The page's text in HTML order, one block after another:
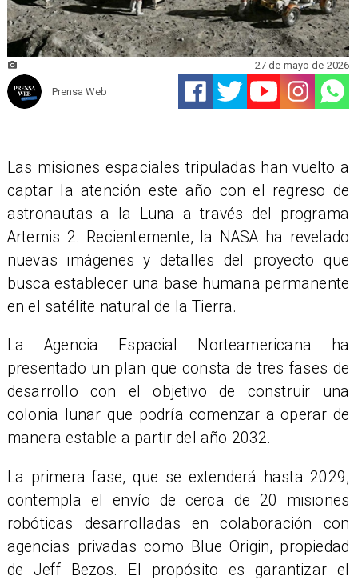
Prensa Web
27 de mayo de 2026
Las misiones espaciales tripuladas han vuelto a
captar la atención este año con el regreso de
astronautas a la Luna a través del programa
Artemis 2. Recientemente, la NASA ha revelado
nuevas imágenes y detalles del proyecto que
busca establecer una base humana permanente
en el satélite natural de la Tierra.
La Agencia Espacial Norteamericana ha
presentado un plan que consta de tres fases de
desarrollo con el objetivo de construir una
colonia lunar que podría comenzar a operar de
manera estable a partir del año 2032.
La primera fase, que se extenderá hasta 2029,
contempla el envío de cerca de 20 misiones
robóticas desarrolladas en colaboración con
agencias privadas como Blue Origin, propiedad
de Jeff Bezos. El propósito es garantizar el